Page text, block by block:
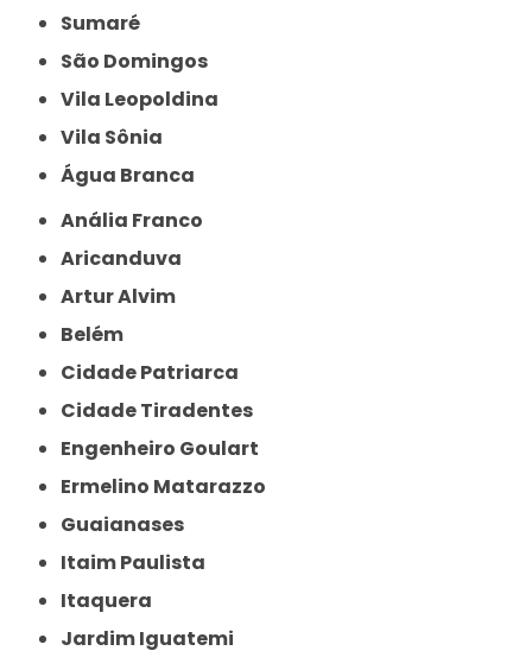
Sumaré
São Domingos
Vila Leopoldina
Vila Sônia
Água Branca
Anália Franco
Aricanduva
Artur Alvim
Belém
Cidade Patriarca
Cidade Tiradentes
Engenheiro Goulart
Ermelino Matarazzo
Guaianases
Itaim Paulista
Itaquera
Jardim Iguatemi